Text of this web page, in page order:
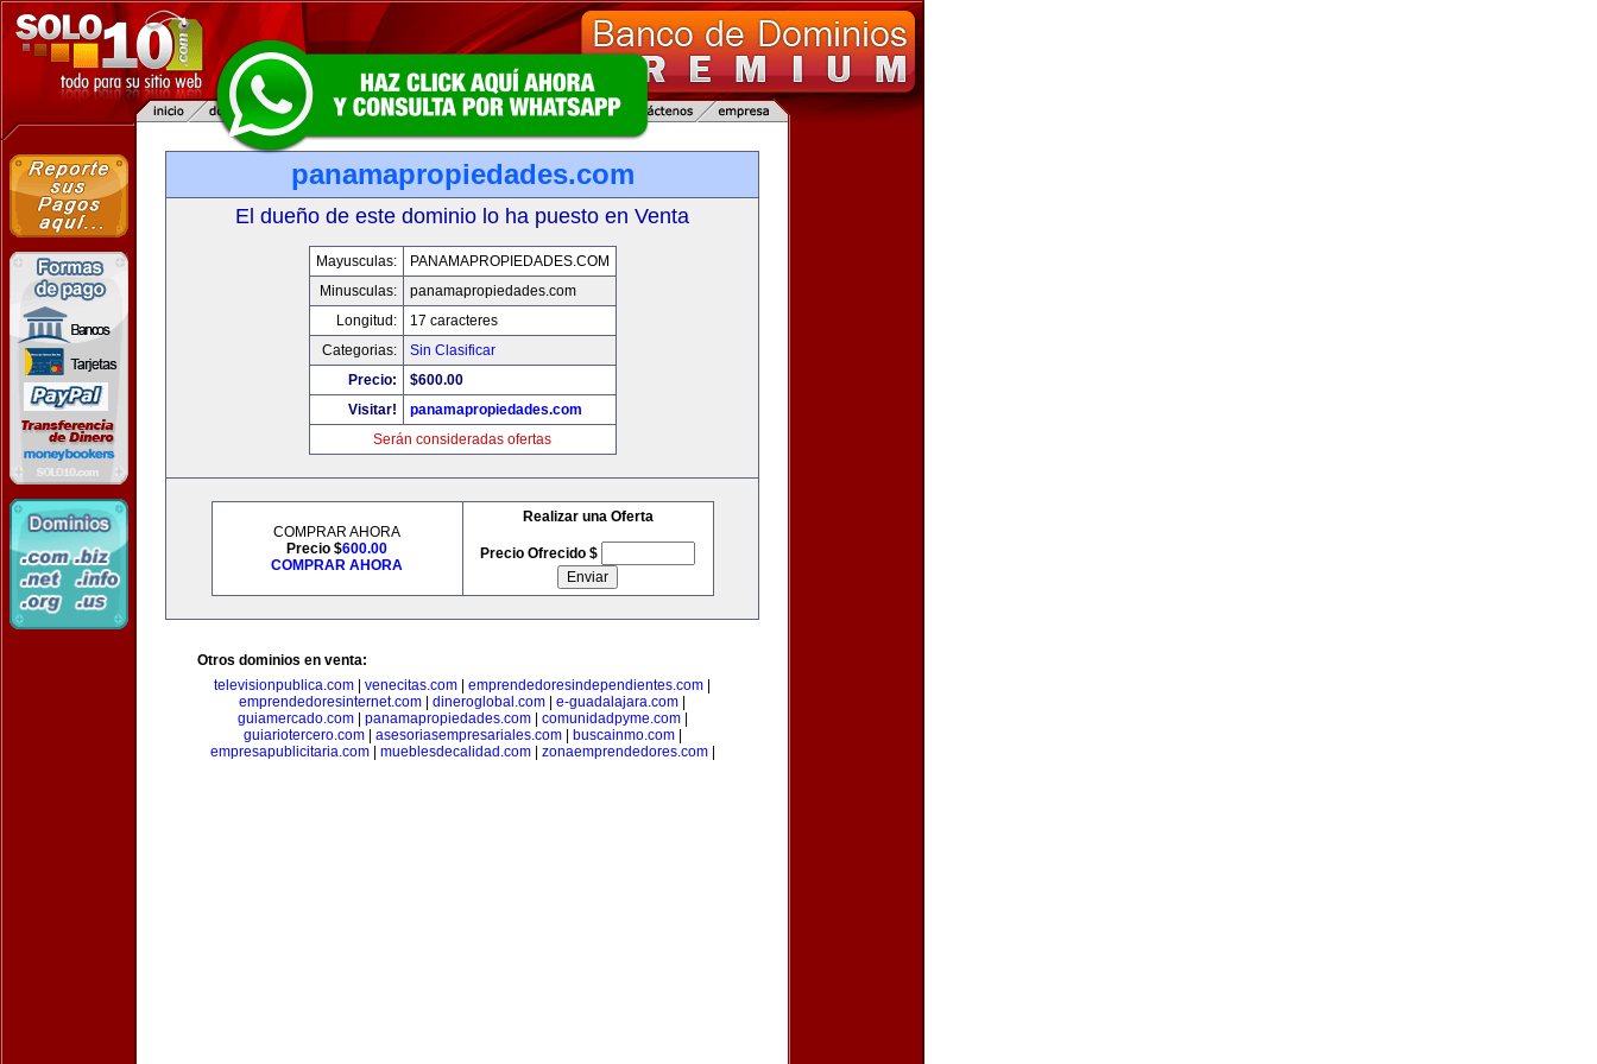
panamapropiedades.com
El dueño de este dominio lo ha puesto en Venta
Mayusculas:
PANAMAPROPIEDADES.COM
Minusculas:
panamapropiedades.com
Longitud:
17 caracteres
Categorias:
Sin Clasificar
Precio:
$600.00
Visitar!
panamapropiedades.com
Serán consideradas ofertas
COMPRAR AHORA
Precio $600.00
COMPRAR AHORA
Realizar una Oferta
Precio Ofrecido $
Otros dominios en venta:
televisionpublica.com
venecitas.com emprendedoresindependientes.com
emprendedoresinternet.com
dineroglobal.com e-guadalajara.com
guiamercado.com| panamapropiedades.com| comunidadpyme.com|
guiariotercero.com| asesoriasempresariales.com| buscainmo.com|
empresapublicitaria.com| mueblesdecalidad.com| zonaemprendedores.com|